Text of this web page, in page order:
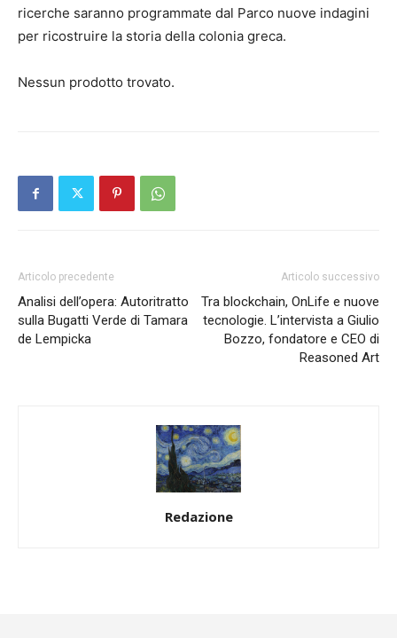
ricerche saranno programmate dal Parco nuove indagini
per ricostruire la storia della colonia greca.
Nessun prodotto trovato.
Articolo precedente
Analisi dell’opera: Autoritratto
sulla Bugatti Verde di Tamara
de Lempicka
Articolo successivo
Tra blockchain, OnLife e nuove
tecnologie. L’intervista a Giulio
Bozzo, fondatore e CEO di
Reasoned Art
Redazione